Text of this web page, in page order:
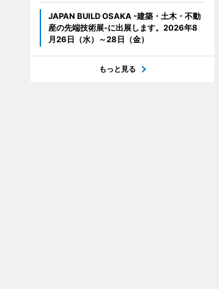
JAPAN BUILD OSAKA -建築・土木・不動
産の先端技術展-に出展します。2026年8
月26日（水）～28日（金）
もっと見る